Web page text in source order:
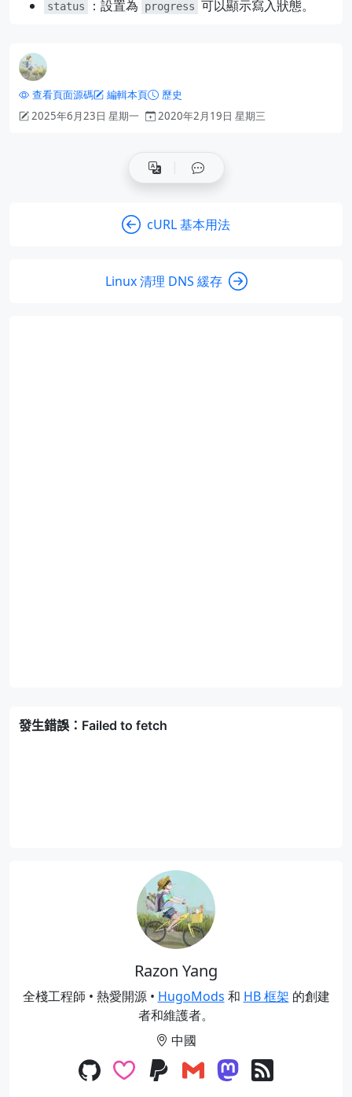
status ：設置為 progress 可以顯示寫入狀態。
查看頁面源碼 編輯本頁
歷史
2025年6月23日 星期一
2020年2月19日 星期三
cURL 基本用法
Linux 清理 DNS 緩存
Razon Yang
全棧工程師 • 熱愛開源 • HugoMods 和 HB 框架 的創建
者和維護者。
中國